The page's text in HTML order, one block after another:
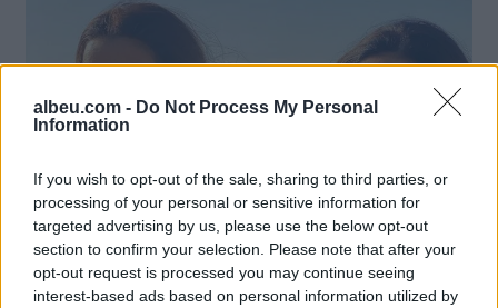
albeu.com - Do Not Process My Personal
Information
If you wish to opt-out of the sale, sharing to third parties, or
processing of your personal or sensitive information for
targeted advertising by us, please use the below opt-out
section to confirm your selection. Please note that after your
opt-out request is processed you may continue seeing
interest-based ads based on personal information utilized by